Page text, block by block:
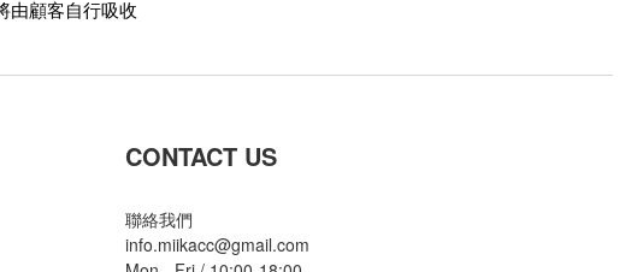
由顧客自行吸收
CONTACT US
聯絡我們
info.miikacc@gmail.com